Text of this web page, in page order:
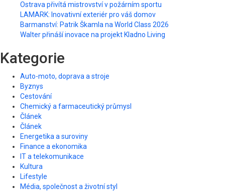
Ostrava přivítá mistrovství v požárním sportu
LAMARK: Inovativní exteriér pro váš domov
Barmanství: Patrik Škamla na World Class 2026
Walter přináší inovace na projekt Kladno Living
Kategorie
Auto-moto, doprava a stroje
Byznys
Cestování
Chemický a farmaceutický průmysl
Článek
Článek
Energetika a suroviny
Finance a ekonomika
IT a telekomunikace
Kultura
Lifestyle
Média, společnost a životní styl